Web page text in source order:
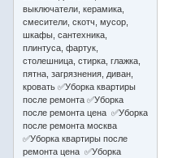
выключатели, керамика,
смесители, скотч, мусор,
шкафы, сантехника,
плинтуса, фартук,
столешница, стирка, глажка,
пятна, загрязнения, диван,
кровать ✅Уборка квартиры
после ремонта ✅Уборка
после ремонта цена ✅Уборка
после ремонта москва
✅Уборка квартиры после
ремонта цена ✅Уборка